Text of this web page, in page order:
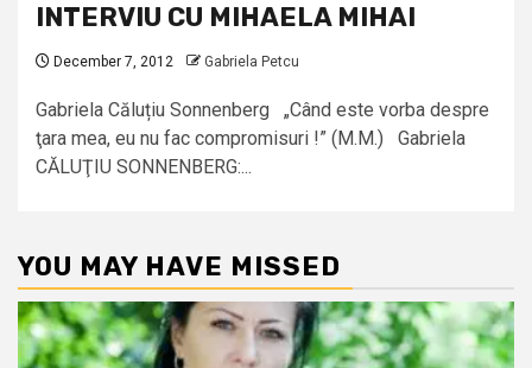
INTERVIU CU MIHAELA MIHAI
December 7, 2012 Gabriela Petcu
Gabriela Căluțiu Sonnenberg „Când este vorba despre
ţara mea, eu nu fac compromisuri !” (M.M.) Gabriela
CĂLUŢIU SONNENBERG:...
YOU MAY HAVE MISSED